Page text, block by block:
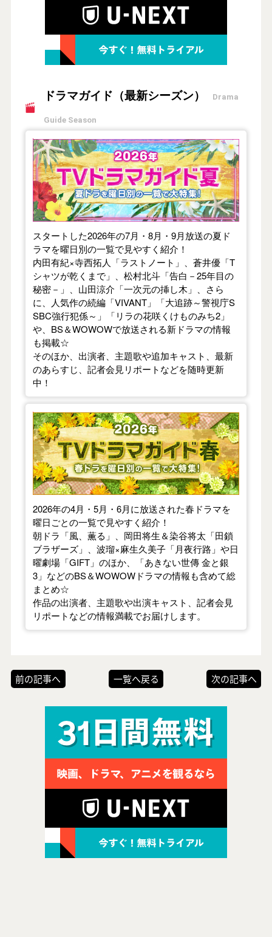
ドラマガイド（最新シーズン） Drama
Guide Season
【2026年夏】TVドラマガイド
スタートした2026年の7月・8月・9月放送の夏ド
ラマを曜日別の一覧で見やすく紹介！
内田有紀×寺西拓人「ラストノート」、蒼井優「T
シャツが乾くまで」、松村北斗「告白－25年目の
秘密－」、山田涼介「一次元の挿し木」、さら
に、人気作の続編「VIVANT」「大追跡～警視庁S
SBC強行犯係～」「リラの花咲くけものみち2」
や、BS＆WOWOWで放送される新ドラマの情報
も掲載☆
そのほか、出演者、主題歌や追加キャスト、最新
のあらすじ、記者会見リポートなどを随時更新
中！
【2026年春】TVドラマガイド
2026年の4月・5月・6月に放送された春ドラマを
曜日ごとの一覧で見やすく紹介！
朝ドラ「風、薫る」、岡田将生＆染谷将太「田鎖
ブラザーズ」、波瑠×麻生久美子「月夜行路」や日
曜劇場「GIFT」のほか、「あきない世傳 金と銀
3」などのBS＆WOWOWドラマの情報も含めて総
まとめ☆
作品の出演者、主題歌や出演キャスト、記者会見
リポートなどの情報満載でお届けします。
前の記事へ 一覧へ戻る 次の記事へ